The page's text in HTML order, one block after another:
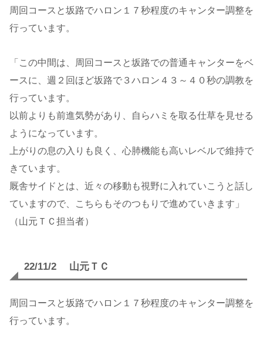
周回コースと坂路でハロン１７秒程度のキャンター調整を
行っています。
「この中間は、周回コースと坂路での普通キャンターをベ
ースに、週２回ほど坂路で３ハロン４３～４０秒の調教を
行っています。
以前よりも前進気勢があり、自らハミを取る仕草を見せる
ようになっています。
上がりの息の入りも良く、心肺機能も高いレベルで維持で
きています。
厩舎サイドとは、近々の移動も視野に入れていこうと話し
ていますので、こちらもそのつもりで進めていきます」
（山元ＴＣ担当者）
22/11/2 山元ＴＣ
周回コースと坂路でハロン１７秒程度のキャンター調整を
行っています。